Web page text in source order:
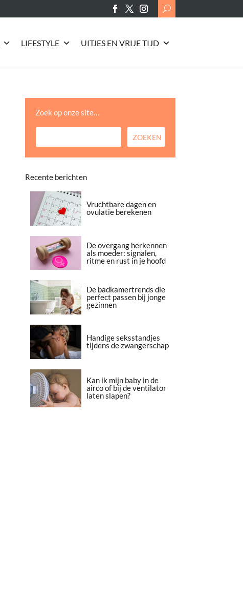
Search
for:
LIFESTYLE UITJES EN VRIJE TIJD
Zoek op onze site…
Recente berichten
Vruchtbare dagen en
ovulatie berekenen
De overgang herkennen
als moeder: signalen,
ritme en rust in je hoofd
De badkamertrends die
perfect passen bij jonge
gezinnen
Handige seksstandjes
tijdens de zwangerschap
Kan ik mijn baby in de
airco of bij de ventilator
laten slapen?